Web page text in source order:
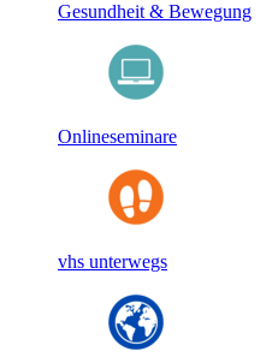
Gesundheit & Bewegung
Onlineseminare
vhs unterwegs